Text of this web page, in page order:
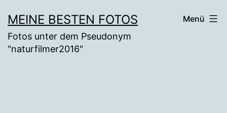
Inhalt
springen
MEINE BESTEN FOTOS
Fotos unter dem Pseudonym
"naturfilmer2016"
Menü